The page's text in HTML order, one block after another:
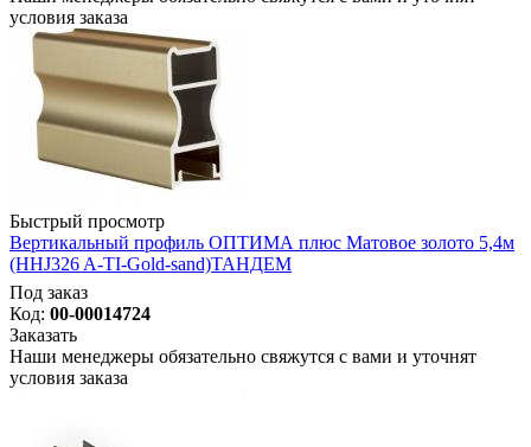
условия заказа
Быстрый просмотр
Вертикальный профиль ОПТИМА плюс Матовое золото 5,4м
(HHJ326 A-TI-Gold-sand)ТАНДЕМ
Под заказ
Код: 00-00014724
Заказать
Наши менеджеры обязательно свяжутся с вами и уточнят
условия заказа